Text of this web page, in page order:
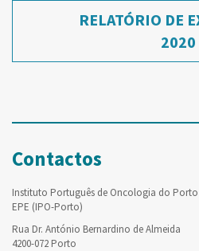
RELATÓRIO DE
2020
Contactos
Instituto Português de Oncologia do Porto
EPE (IPO-Porto)
Rua Dr. António Bernardino de Almeida
4200-072 Porto